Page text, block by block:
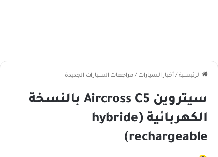
الرئيسية / أخبار السيارات / مراجعات السيارات الجديدة
سيتروين Aircross C5 بالنسخة
الكهربائية (hybride
rechargeable)